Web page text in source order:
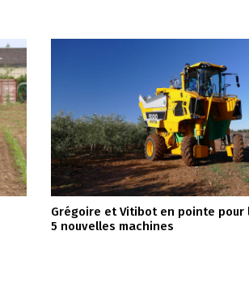
Grégoire et Vitibot en pointe pour
5 nouvelles machines